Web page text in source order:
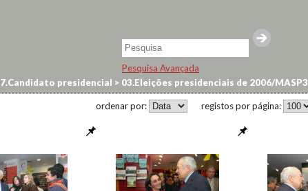
Pesquisa Avançada
presidencial > 03.Eleições presidenciais de 2006/MASP3
registos por página:
ordenar por: